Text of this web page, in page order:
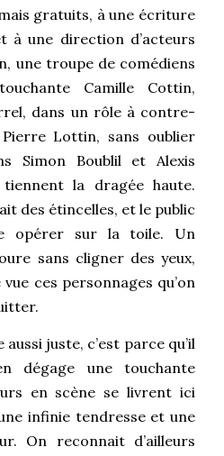
gratuits, à une écriture
à une direction d’acteurs
une troupe de comédiens
Camille Cottin,
dans un rôle à contre-
Pierre Lottin, sans oublier
Simon Boublil et Alexis
la dragée haute.
des étincelles, et le public
opérer sur la toile. Un
sans cligner des yeux,
ces personnages qu’on
juste, c’est parce qu’il
dégage une touchante
en scène se livrent ici
infinie tendresse et une
On reconnait d’ailleurs